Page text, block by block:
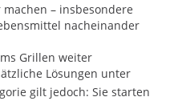
– insbesondere
nacheinander
Grillen weiter
Lösungen unter
gilt jedoch: Sie starten